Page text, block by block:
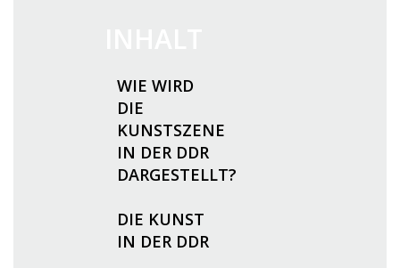
WIE WIRD
DIE
KUNSTSZENE
IN DER DDR
DARGESTELLT?
DIE KUNST
IN DER DDR